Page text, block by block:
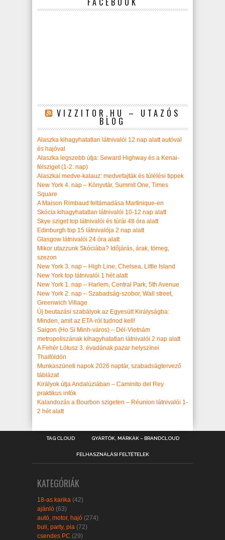
VIZZITOR.HU – UTAZÓS
BLOG
Alaszka kihagyhatatlan látnivalói 12 nap alatt autóval
és hajóval
Alaszka legszebb útja: Seward Highway és a Kenai-
félsziget (1-2. nap)
Alaszkai medve-kalauz: medvefajták és túlélési tippek
New York 4. nap – Könyvtár, Summit One, Times
Square
A Maison Rimbaud feltámadása Martinique-en
Skócia kihagyhatatlan látnivalói 10-12 nap alatt
Skye sziget top látnivalói és túrái 48 óra alatt
Edinburgh top 15 látnivalója 2 nap alatt
Glasgow látnivalói 24 óra alatt
Mikor utazzunk Skóciába? Időjárás, árak, tömeg,
szezon
New York 3. nap – High Line, Chelsea, Little Island
New York top látnivalói 1 hét alatt
New York 1. nap – Harlem, Central Park, 5th Avenue
New York 2. nap – Szabadság-szobor, Wall street,
Greenwich Village
Új beutazási szabályok az Egyesült Királyságba:
Minden, amit az ETA-ról tudnod kell!
Saigon (Ho Si Minh-város) – Dél-Vietnám
metropoliszának kihagyhatatlan látnivalói 2 nap alatt
A Fehér Lótusz 3. évadának pazar helyszínei
Thaiföldön
Munkaszüneti napok 2026 naptár, szabadságtervező
táblázat
Királyok útja Andalúziában – Caminito del Rey
praktikus infók
Kalandozás a Bourbon szigeten – Réunion látnivalói 1-
2 hét alatt
TAG CLOUD GYÁRTÓK, MÁRKÁK – BRANDCLOUD
FELHASZNÁLÁSI FELTÉTELEK
KATEGÓRIÁK
18-as karika (42)
ajánló (63)
autó, motor, hajó (274)
buli, party, pia (72)
csendes PC (29)